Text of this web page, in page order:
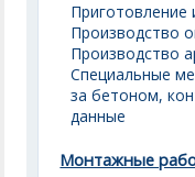
Приготовление
Производство
Производство
Специальные
за бетоном,
данные
Монтажные